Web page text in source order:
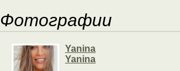
Фотографии
Yanina
Yanina